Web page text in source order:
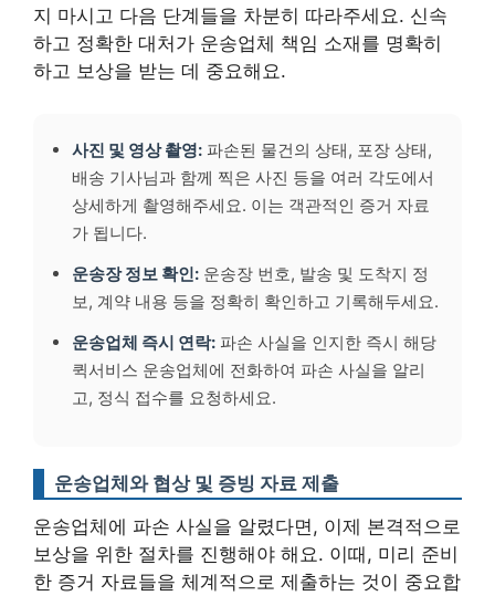
지 마시고 다음 단계들을 차분히 따라주세요. 신속
하고 정확한 대처가 운송업체 책임 소재를 명확히
하고 보상을 받는 데 중요해요.
사진 및 영상 촬영: 파손된 물건의 상태, 포장 상태,
배송 기사님과 함께 찍은 사진 등을 여러 각도에서
상세하게 촬영해주세요. 이는 객관적인 증거 자료
가 됩니다.
운송장 정보 확인: 운송장 번호, 발송 및 도착지 정
보, 계약 내용 등을 정확히 확인하고 기록해두세요.
운송업체 즉시 연락: 파손 사실을 인지한 즉시 해당
퀵서비스 운송업체에 전화하여 파손 사실을 알리
고, 정식 접수를 요청하세요.
운송업체와 협상 및 증빙 자료 제출
운송업체에 파손 사실을 알렸다면, 이제 본격적으로
보상을 위한 절차를 진행해야 해요. 이때, 미리 준비
한 증거 자료들을 체계적으로 제출하는 것이 중요합